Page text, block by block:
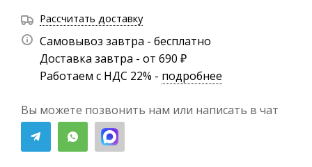
Рассчитать доставку
Самовывоз завтра - бесплатно
Доставка завтра - от 690 ₽
Работаем с НДС 22% - подробнее
Вы можете позвонить нам или написать в чат